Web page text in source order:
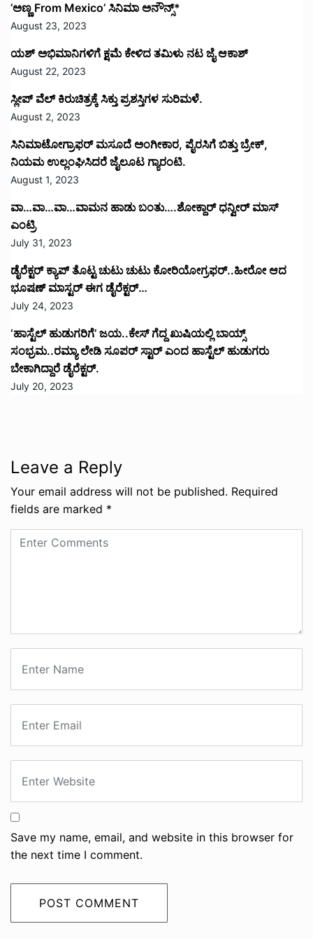
’ಅಣ್ಣ From Mexico’ ಸಿನಿಮಾ ಅನೌನ್ಸ್*
August 23, 2023
ಯಶ್ ಅಭಿಮಾನಿಗಳಿಗೆ ಕ್ಷಮೆ ಕೇಳಿದ ತಮಿಳು ನಟ ಜೈ ಆಕಾಶ್
August 22, 2023
ಸ್ಲೀಪ್ ವೆಲ್ ಕಿರುಚಿತ್ರಕ್ಕೆ ಸಿಕ್ತು ಪ್ರಶಸ್ತಿಗಳ ಸುರಿಮಳೆ.
August 2, 2023
ಸಿನಿಮಾಟೋಗ್ರಾಫರ್ ಮಸೂದೆ ಅಂಗೀಕಾರ, ಪೈರಸಿಗೆ ಬಿತ್ತು ಬ್ರೇಕ್,
ನಿಯಮ ಉಲ್ಲಂಘಿಸಿದರೆ ಜೈಲೂಟ ಗ್ಯಾರಂಟಿ.
August 1, 2023
ವಾ…ವಾ…ವಾ…ವಾಮನ ಹಾಡು ಬಂತು….ಶೋಕ್ದಾರ್ ಧನ್ವೀರ್ ಮಾಸ್
ಎಂಟ್ರಿ
July 31, 2023
ಡೈರೆಕ್ಟರ್ ಕ್ಯಾಪ್ ತೊಟ್ಟ ಚುಟು ಚುಟು ಕೋರಿಯೋಗ್ರಫರ್..ಹೀರೋ ಆದ
ಭೂಷಣ್ ಮಾಸ್ಟರ್ ಈಗ ಡೈರೆಕ್ಟರ್…
July 24, 2023
‘ಹಾಸ್ಟೆಲ್ ಹುಡುಗರಿಗೆ’ ಜಯ..ಕೇಸ್ ಗೆದ್ದ ಖುಷಿಯಲ್ಲಿ ಬಾಯ್ಸ್
ಸಂಭ್ರಮ..ರಮ್ಯಾ ಲೇಡಿ ಸೂಪರ್ ಸ್ಟಾರ್ ಎಂದ ಹಾಸ್ಟೆಲ್ ಹುಡುಗರು
ಬೇಕಾಗಿದ್ದಾರೆ ಡೈರೆಕ್ಟರ್.
July 20, 2023
Leave a Reply
Your email address will not be published. Required
fields are marked *
Save my name, email, and website in this browser for
the next time I comment.